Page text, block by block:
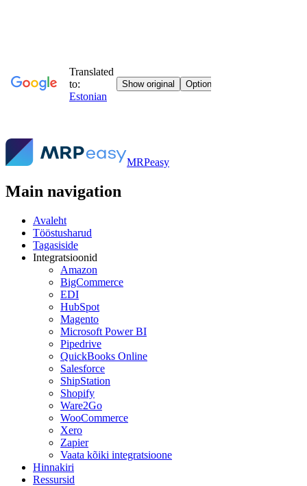
MRPeasy
Main navigation
Avaleht
Tööstusharud
Tagasiside
Integratsioonid
Amazon
BigCommerce
EDI
HubSpot
Magento
Microsoft Power BI
Pipedrive
QuickBooks Online
Salesforce
ShipStation
Shopify
Ware2Go
WooCommerce
Xero
Zapier
Vaata kõiki integratsioone
Hinnakiri
Ressursid